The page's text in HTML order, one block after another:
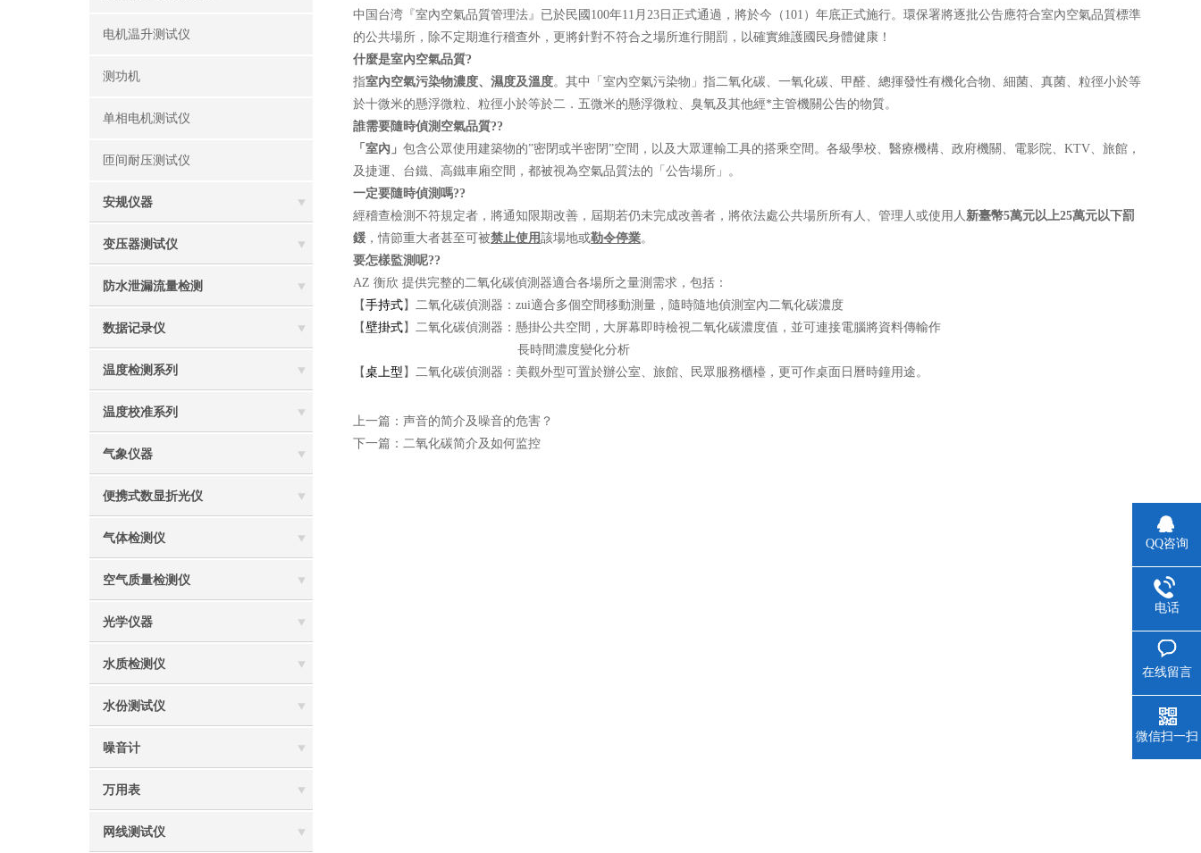
电机温升测试仪
测功机
单相电机测试仪
匝间耐压测试仪
安规仪器
变压器测试仪
防水泄漏流量检测
数据记录仪
温度检测系列
温度校准系列
气象仪器
便携式数显折光仪
气体检测仪
空气质量检测仪
光学仪器
水质检测仪
水份测试仪
噪音计
万用表
网线测试仪
中国台湾『室內空氣品質管理法』已於民國100年11月23日正式通過，將於今（101）年底正式施行。環保署將逐批公告應符合室內空氣品質標準
的公共場所，除不定期進行稽查外，更將針對不符合之場所進行開罰，以確實維護國民身體健康！
什麼是室內空氣品質?
指室內空氣污染物濃度、濕度及溫度。其中「室內空氣污染物」指二氧化碳、一氧化碳、甲醛、總揮發性有機化合物、細菌、真菌、粒徑小於等
於十微米的懸浮微粒、粒徑小於等於二．五微米的懸浮微粒、臭氧及其他經*主管機關公告的物質。
誰需要隨時偵測空氣品質??
「室內」 包含公眾使用建築物的”密閉或半密閉”空間，以及大眾運輸工具的搭乘空間。各級學校、醫療機構、政府機關、電影院、KTV、旅館，
及捷運、台鐵、高鐵車廂空間，都被視為空氣品質法的「公告場所」。
一定要隨時偵測嗎??
經稽查檢測不符規定者，將通知限期改善，屆期若仍未完成改善者，將依法處公共場所所有人、管理人或使用人新臺幣5萬元以上25萬元以下罰
鍰 ，情節重大者甚至可被禁止使用該場地或勒令停業。
要怎樣監測呢??
AZ 衡欣 提供完整的二氧化碳偵測器適合各場所之量測需求，包括：
【手持式】二氧化碳偵測器：zui適合多個空間移動測量，隨時隨地偵測室內二氧化碳濃度
【壁掛式】二氧化碳偵測器：懸掛公共空間，大屏幕即時檢視二氧化碳濃度值，並可連接電腦將資料傳輸作
長時間濃度變化分析
【桌上型 】二氧化碳偵測器：美觀外型可置於辦公室、旅館、民眾服務櫃檯，更可作桌面日曆時鐘用途。
上一篇： 声音的简介及噪音的危害？
下一篇： 二氧化碳简介及如何监控
QQ咨询
电话
在线留言
微信扫一扫